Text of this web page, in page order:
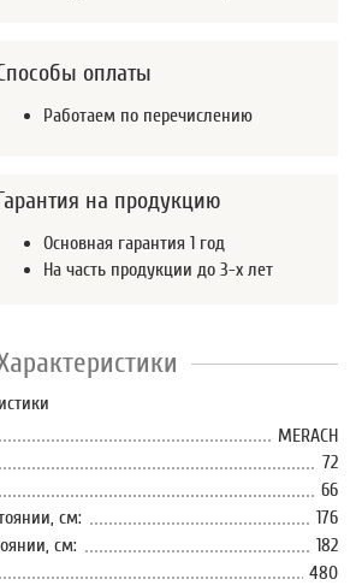
оплаты
Работаем по перечислению
на продукцию
Основная гарантия 1 год
На часть продукции до 3-х лет
MERACH
72
66
см:
176
см:
182
480